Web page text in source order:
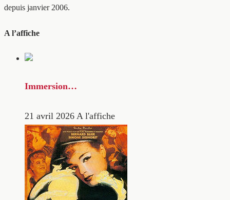
depuis janvier 2006.
A l’affiche
Immersion…
21 avril 2026 A l'affiche